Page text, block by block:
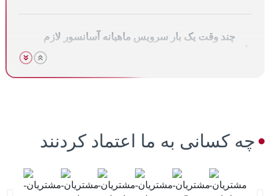
چند وقت یک بار سرویس ماهیانه آسانسور لازم
سرویس آسانسور در تهران چه خدماتی شامل می
شود؟
چه کسانی به ما اعتماد کردنند